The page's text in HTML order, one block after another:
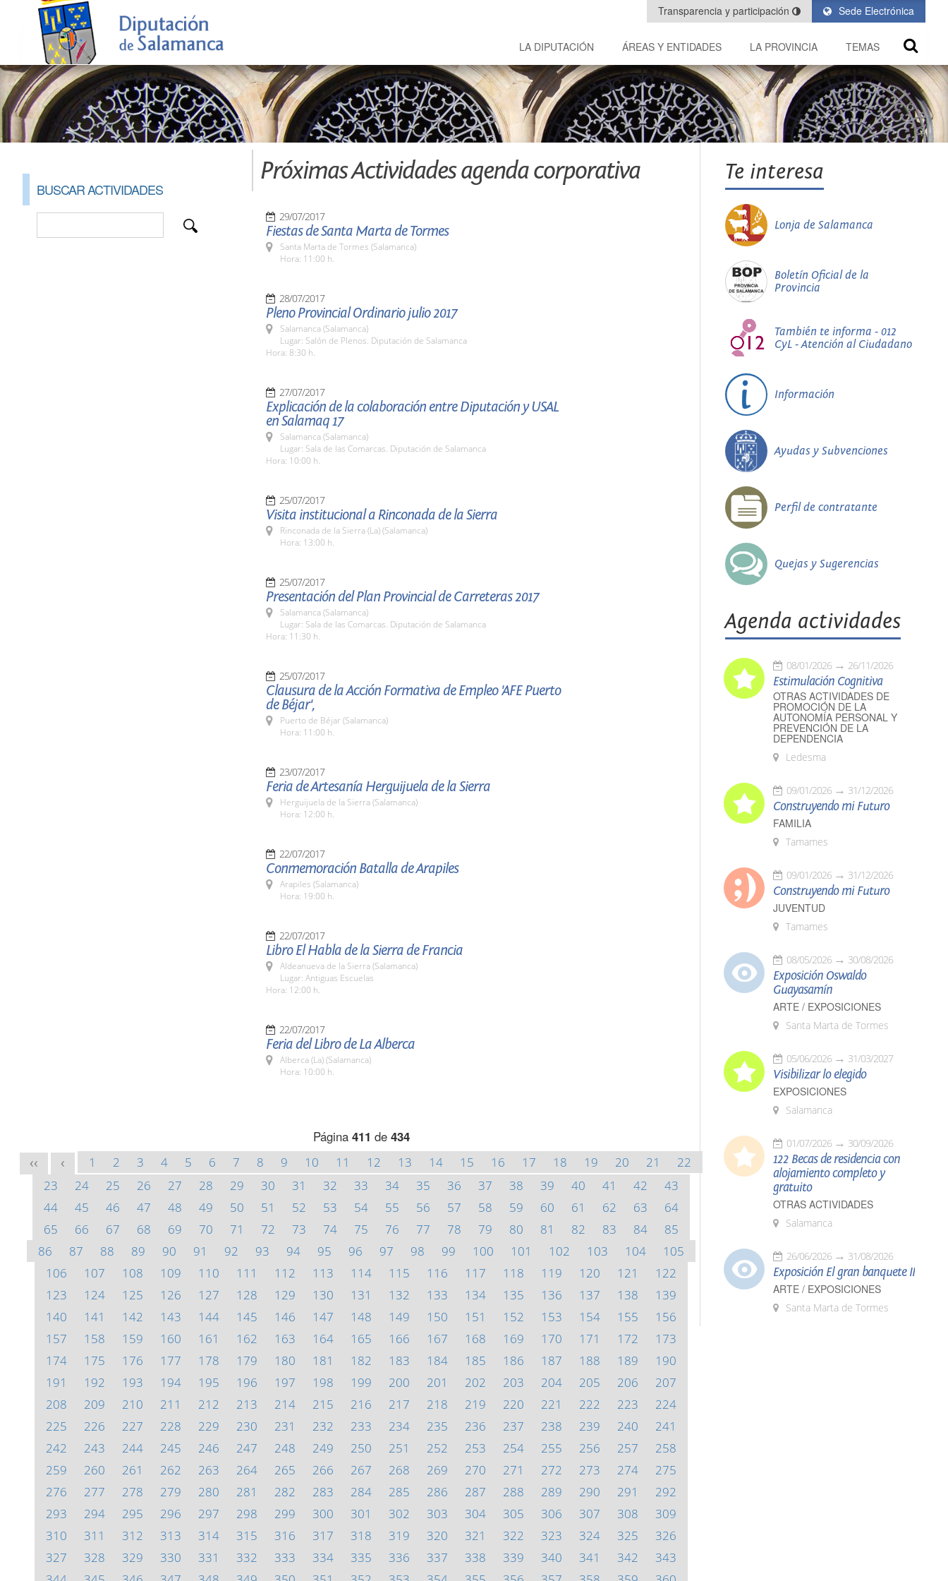
Sede Electrónica
Transparencia y participación
LA DIPUTACIÓN ÁREAS Y ENTIDADES LA PROVINCIA TEMAS
BUSCAR ACTIVIDADES
Próximas Actividades agenda corporativa
29/07/2017
Fiestas de Santa Marta de Tormes
Santa Marta de Tormes (Salamanca)
Hora: 11:00 h.
28/07/2017
Pleno Provincial Ordinario julio 2017
Salamanca (Salamanca)
Lugar: Salón de Plenos. Diputación de Salamanca
Hora: 8:30 h.
27/07/2017
Explicación de la colaboración entre Diputación y USAL
en Salamaq 17
Salamanca (Salamanca)
Lugar: Sala de las Comarcas. Diputación de Salamanca
Hora: 10:00 h.
25/07/2017
Visita institucional a Rinconada de la Sierra
Rinconada de la Sierra (La) (Salamanca)
Hora: 13:00 h.
25/07/2017
Presentación del Plan Provincial de Carreteras 2017
Salamanca (Salamanca)
Lugar: Sala de las Comarcas. Diputación de Salamanca
Hora: 11:30 h.
25/07/2017
Clausura de la Acción Formativa de Empleo 'AFE Puerto
de Béjar',
Puerto de Béjar (Salamanca)
Hora: 11:00 h.
23/07/2017
Feria de Artesanía Herguijuela de la Sierra
Herguijuela de la Sierra (Salamanca)
Hora: 12:00 h.
22/07/2017
Conmemoración Batalla de Arapiles
Arapiles (Salamanca)
Hora: 19:00 h.
22/07/2017
Libro El Habla de la Sierra de Francia
Aldeanueva de la Sierra (Salamanca)
Lugar: Antiguas Escuelas
Hora: 12:00 h.
22/07/2017
Feria del Libro de La Alberca
Alberca (La) (Salamanca)
Hora: 10:00 h.
Página 411 de 434
<< < 1 2 3 4 5 6 7 8 9 10 11 12 13 14 15 16 17 18 19 20 21
22
23
24 25 26 27 28 29 30 31 32 33 34 35 36 37 38 39 40 41 42
43
44
45 46 47 48 49 50 51 52 53 54 55 56 57 58 59 60 61 62 63
64
65
66 67 68 69 70 71 72 73 74 75 76 77 78 79 80 81 82 83 84
85
86
87 88 89 90 91 92 93 94 95 96 97 98 99 100 101 102 103 104
105
106
107 108 109 110 111 112 113 114 115 116 117 118 119 120 121
122
123
124 125 126 127 128 129 130 131 132 133 134 135 136 137 138
139
140
141 142 143 144 145 146 147 148 149 150 151 152 153 154 155
156
157
158 159 160 161 162 163 164 165 166 167 168 169 170 171 172
173
174
175 176 177 178 179 180 181 182 183 184 185 186 187 188 189
190
191
192 193 194 195 196 197 198 199 200 201 202 203 204 205 206
207
208
209 210 211 212 213 214 215 216 217 218 219 220 221 222 223
224
225
226 227 228 229 230 231 232 233 234 235 236 237 238 239 240
241
242
243 244 245 246 247 248 249 250 251 252 253 254 255 256 257
258
259
260 261 262 263 264 265 266 267 268 269 270 271 272 273 274
275
276
277 278 279 280 281 282 283 284 285 286 287 288 289 290 291
292
293
294 295 296 297 298 299 300 301 302 303 304 305 306 307 308
309
310
311 312 313 314 315 316 317 318 319 320 321 322 323 324 325
326
327
328 329 330 331 332 333 334 335 336 337 338 339 340 341 342
343
Te interesa
Lonja de Salamanca
Boletín Oficial de la
Provincia
También te informa - 012
CyL - Atención al Ciudadano
Información
Ayudas y Subvenciones
Perfil de contratante
Quejas y Sugerencias
Agenda actividades
08/01/2026 26/11/2026
Estimulación Cognitiva
OTRAS ACTIVIDADES DE
PROMOCIÓN DE LA
AUTONOMÍA PERSONAL Y
PREVENCIÓN DE LA
DEPENDENCIA
Ledesma
09/01/2026 31/12/2026
Construyendo mi Futuro
FAMILIA
Tamames
09/01/2026 31/12/2026
Construyendo mi Futuro
JUVENTUD
Tamames
08/05/2026 30/08/2026
Exposición Oswaldo
Guayasamín
ARTE / EXPOSICIONES
Santa Marta de Tormes
05/06/2026 31/03/2027
Visibilizar lo elegido
EXPOSICIONES
Salamanca
01/07/2026 30/09/2026
122 Becas de residencia con
alojamiento completo y
gratuito
OTRAS ACTIVIDADES
Salamanca
26/06/2026 31/08/2026
Exposición El gran banquete II
ARTE / EXPOSICIONES
Santa Marta de Tormes